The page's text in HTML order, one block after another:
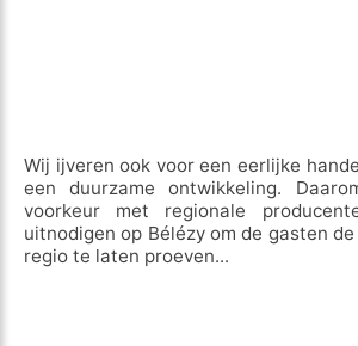
Wij ijveren ook voor een eerlijke
een duurzame ontwikkeling.
voorkeur met regionale
uitnodigen op Bélézy om de gasten
regio te laten proeven...